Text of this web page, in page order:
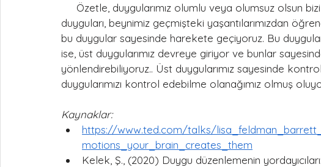
duyguları, beynimiz geçmişteki yaşantılarımızdan
bu duygular sayesinde harekete geçiyoruz. Bu
ise, üst duygularımız devreye giriyor ve bunlar
yönlendirebiliyoruz.. Üst duygularımız sayesinde
duygularımızı kontrol edebilme olanağımız olmuş
Kaynaklar:
https://www.ted.com/talks/
motions_your_brain_creates_them
Kelek, Ş., (2020) Duygu düzenlemenin yordayıcıları: